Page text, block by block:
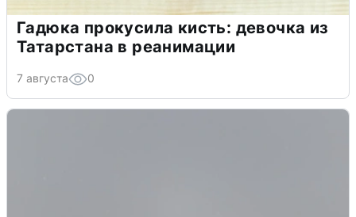
Гадюка прокусила кисть: девочка из
Татарстана в реанимации
7 августа 0